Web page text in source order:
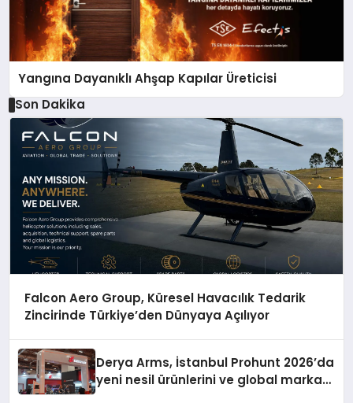
Yangına Dayanıklı Ahşap Kapılar Üreticisi
Son Dakika
Falcon Aero Group, Küresel Havacılık Tedarik
Zincirinde Türkiye’den Dünyaya Açılıyor
Derya Arms, İstanbul Prohunt 2026’da
yeni nesil ürünlerini ve global marka